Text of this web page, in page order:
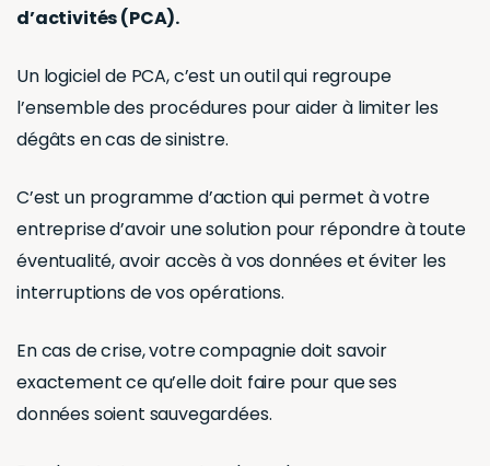
d’activités (PCA).
Un logiciel de PCA, c’est un outil qui regroupe
l’ensemble des procédures pour aider à limiter les
dégâts en cas de sinistre.
C’est un programme d’action qui permet à votre
entreprise d’avoir une solution pour répondre à toute
éventualité, avoir accès à vos données et éviter les
interruptions de vos opérations.
En cas de crise, votre compagnie doit savoir
exactement ce qu’elle doit faire pour que ses
données soient sauvegardées.